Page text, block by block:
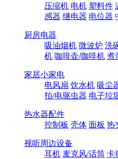
压缩机 电机 塑料件
感器 继电器 电位器
厨房电器
吸油烟机 微波炉 洗
机 咖啡壶/咖啡机 煮
家居小家电
电风扇 饮水机 吸尘
拍/电驱虫器 电子垃
热水器配件
控制板 壳体 面板 热
视听周边设备
耳机 麦克风/话筒 卡